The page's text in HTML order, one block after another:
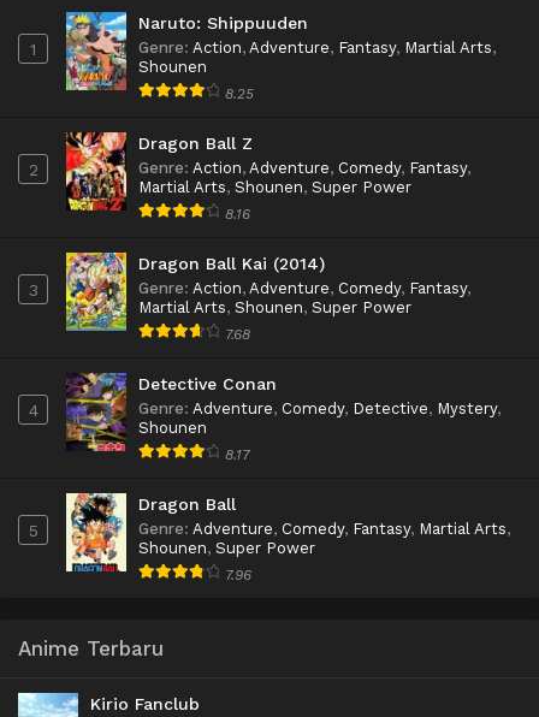
1
Naruto: Shippuuden
Genre: Action, Adventure, Fantasy, Martial Arts,
Shounen
8.25
2
Dragon Ball Z
Genre: Action, Adventure, Comedy, Fantasy,
Martial Arts, Shounen, Super Power
8.16
3
Dragon Ball Kai (2014)
Genre: Action, Adventure, Comedy, Fantasy,
Martial Arts, Shounen, Super Power
7.68
4
Detective Conan
Genre: Adventure, Comedy, Detective, Mystery,
Shounen
8.17
5
Dragon Ball
Genre: Adventure, Comedy, Fantasy, Martial Arts,
Shounen, Super Power
7.96
Anime Terbaru
Kirio Fanclub